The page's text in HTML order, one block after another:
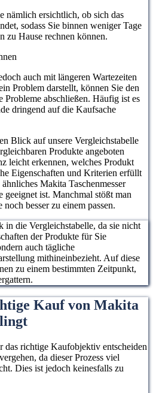
ersichtlich, ob sich das
sodass Sie binnen weniger Tage
zu Hause rechnen können.
auch mit längeren Wartezeiten
Problem darstellt, können Sie den
Probleme abschließen. Häufig ist es
dringend auf die Kaufsache
Blick auf unsere Vergleichstabelle
Produkte angeboten
leicht erkennen, welches Produkt
Eigenschaften und Kriterien erfüllt
Makita Taschenmesser
geeignet ist. Manchmal stößt man
besser zu einem passen.
in die Vergleichstabelle, da sie nicht
der Produkte für Sie
auch tägliche
mithineinbezieht. Auf diese
zu einem bestimmten Zeitpunkt,
Kauf von Makita
richtige Kaufobjektiv entscheiden
da dieser Prozess viel
Dies ist jedoch keinesfalls zu